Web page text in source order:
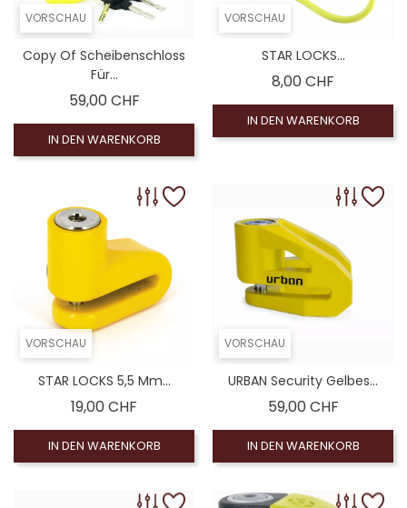
VORSCHAU
Copy Of Scheibenschloss
Für...
59,00 CHFPreis
IN DEN WARENKORB
VORSCHAU
STAR LOCKS...
8,00 CHF
IN DEN WARENKORB
VORSCHAU
STAR LOCKS 5,5 Mm...
19,00 CHF
IN DEN WARENKORB
VORSCHAU
URBAN Security Gelbes...
59,00 CHFPreis
IN DEN WARENKORB